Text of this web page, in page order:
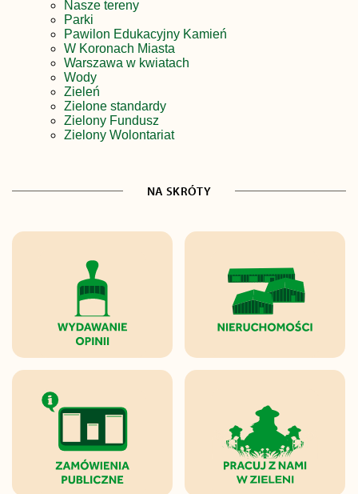
Nasze tereny
Parki
Pawilon Edukacyjny Kamień
W Koronach Miasta
Warszawa w kwiatach
Wody
Zieleń
Zielone standardy
Zielony Fundusz
Zielony Wolontariat
NA SKRÓTY